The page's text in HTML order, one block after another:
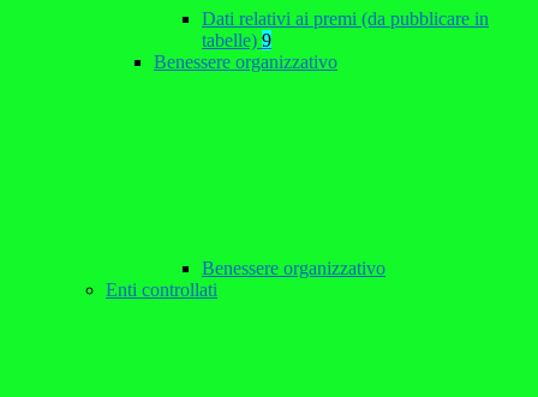
Dati relativi ai premi (da pubblicare in
tabelle) 9
Benessere organizzativo
Benessere organizzativo
Enti controllati